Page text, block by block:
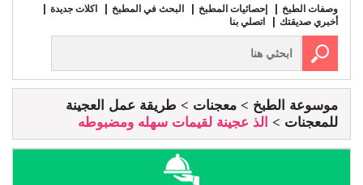
وصفات الطبخ إحصائيات المطبخ البحث في المطبخ
اكلات جديدة
أخبري صديقتك
اتصلي بنا
موسوعة الطبخ معجنات
طريقة عمل العجينة
للمعجنات
الذ عجينة لقيمات سهله ومضبوطه